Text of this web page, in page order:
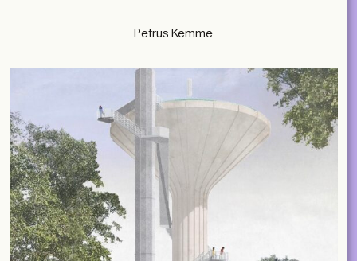
Petrus Kemme